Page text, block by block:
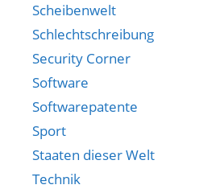
Scheibenwelt
Schlechtschreibung
Security Corner
Software
Softwarepatente
Sport
Staaten dieser Welt
Technik